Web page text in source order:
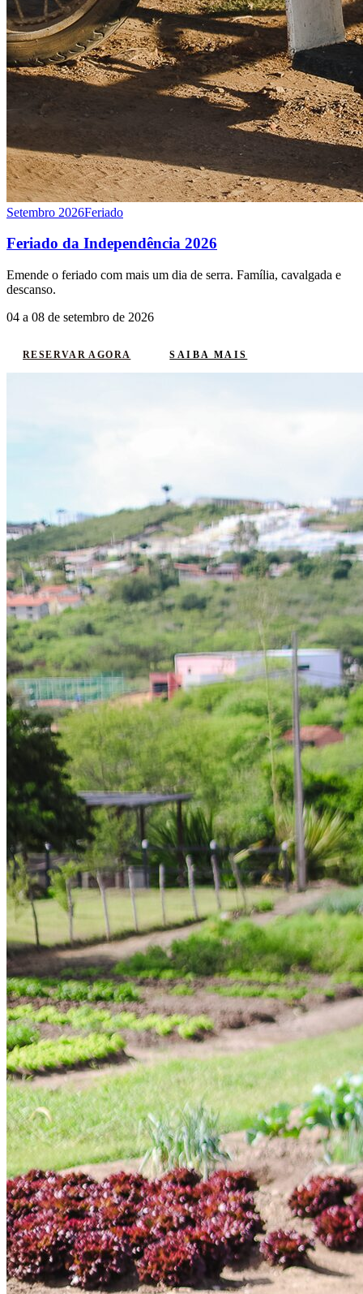
Setembro 2026Feriado
Feriado da Independência 2026
Emende o feriado com mais um dia de serra. Família, cavalgada e
descanso.
04 a 08 de setembro de 2026
RESERVAR AGORA SAIBA MAIS